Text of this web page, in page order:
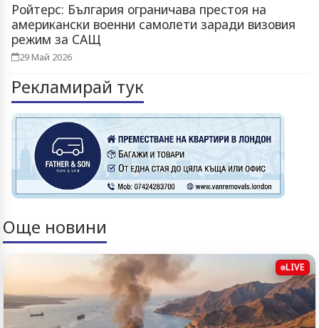
Ройтерс: България ограничава престоя на
американски военни самолети заради визовия
режим за САЩ
29 Май 2026
Рекламирай тук
Още новини
LIVE